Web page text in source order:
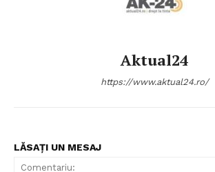
Aktual24
https://www.aktual24.ro/
LĂSAȚI UN MESAJ